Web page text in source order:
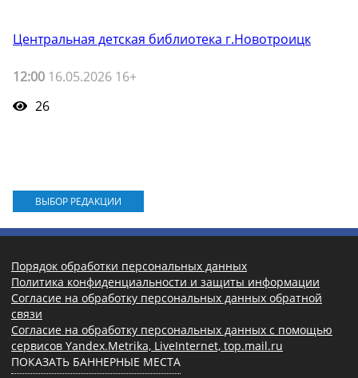
Центральная детская библиотека г.Новотроицк
12:00 16.05.2026 16+
26
ВЫБОР РЕДАКЦИИ
Порядок обработки персональных данных
Политика конфиденциальности и защиты информации
Согласие на обработку персональных данных обратной
связи
Согласие на обработку персональных данных с помощью
сервисов Yandex.Metrika, LiveInternet, top.mail.ru
ПОКАЗАТЬ БАННЕРНЫЕ МЕСТА